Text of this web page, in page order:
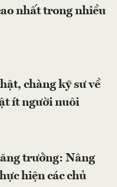
nhất trong nhiều
chàng kỹ sư về
ít người nuôi
trưởng: Nâng
hiện các chủ